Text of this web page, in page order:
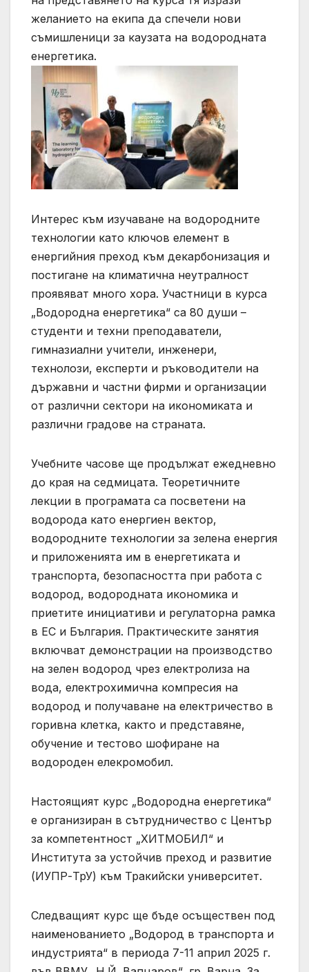
желанието на екипа да спечели нови
съмишленици за каузата на водородната
енергетика.
Интерес към изучаване на водородните
технологии като ключов елемент в
енергийния преход към декарбонизация и
постигане на климатична неутралност
проявяват много хора. Участници в курса
„Водородна енергетика“ са 80 души –
студенти и техни преподаватели,
гимназиални учители, инженери,
технолози, експерти и ръководители на
държавни и частни фирми и организации
от различни сектори на икономиката и
различни градове на страната.
Учебните часове ще продължат ежедневно
до края на седмицата. Теоретичните
лекции в програмата са посветени на
водорода като енергиен вектор,
водородните технологии за зелена енергия
и приложенията им в енергетиката и
транспорта, безопасността при работа с
водород, водородната икономика и
приетите инициативи и регулаторна рамка
в ЕС и България. Практическите занятия
включват демонстрации на производство
на зелен водород чрез електролиза на
вода, електрохимична компресия на
водород и получаване на електричество в
горивна клетка, както и представяне,
обучение и тестово шофиране на
водороден елекромобил.
Настоящият курс „Водородна енергетика“
е организиран в сътрудничество с Център
за компетентност „ХИТМОБИЛ“ и
Института за устойчив преход и развитие
(ИУПР-ТрУ) към Тракийски университет.
Следващият курс ще бъде осъществен под
наименованието „Водород в транспорта и
индустрията“ в периода 7-11 април 2025 г.